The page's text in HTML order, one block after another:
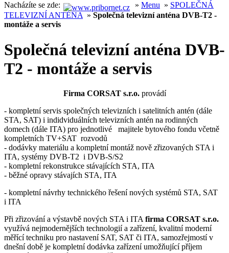
Nacházíte se zde: » Menu » SPOLEČNÁ
TELEVIZNÍ ANTÉNA » Společná televizní anténa DVB-T2 -
montáže a servis
Společná televizní anténa DVB-
T2 - montáže a servis
Firma CORSAT s.r.o.provádí
- kompletní servis společných televizních i satelitních antén (dále
STA, SAT) i indidviduálních televizních antén na rodinných
domech (dále ITA) pro jednotlivé majitele bytového fondu včetně
kompletních TV+SAT rozvodů
- dodávky materiálu a kompletní montáž nově zřizovaných STA i
ITA, systémy DVB-T2 i DVB-S/S2
- kompletní rekonstrukce stávajících STA, ITA
- běžné opravy stávajích STA, ITA
- kompletní návrhy technického řešení nových systémů STA, SAT
i ITA
Při zřizování a výstavbě nových STA i ITA firma CORSAT s.r.o.
využívá nejmodernějších technologií a zařízení, kvalitní moderní
měřící techniku pro nastavení SAT, SAT či ITA, samozřejmostí v
dnešní době je kompletní dodávka zařízení umožňující příjem